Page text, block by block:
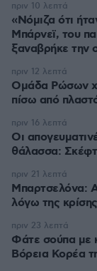
«Νόμιζα ότι
Μπάρνεϊ, του
ξαναβρήκε την
πριν 10 λεπτά
Ομάδα Ρώσων
πίσω από
πριν 12 λεπτά
Οι
θάλασσα:
πριν 16 λεπτά
Μπαρτσελόνα:
λόγω της
πριν 21 λεπτά
Φάτε σούπα με
Βόρεια Κορέα
πριν 23 λεπτά